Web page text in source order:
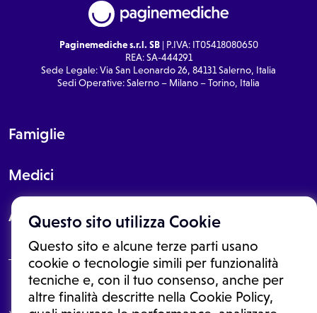
Questo sito utilizza Cookie
Questo sito e alcune terze parti usano
cookie o tecnologie simili per funzionalità
tecniche e, con il tuo consenso, anche per
altre finalità descritte nella Cookie Policy,
Paginemediche s.r.l. SB| P.IVA: IT05418080650
REA: SA-444291
Sede Legale: Via San Leonardo 26, 84131 Salerno, Italia
Sedi Operative: Salerno – Milano – Torino, Italia
Famiglie
Medici
About
Le informazioni proposte in questo sito non sono un consulto medico.
In nessun caso, queste informazioni sostituiscono un consulto, una